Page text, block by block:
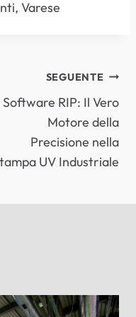
Varese
SEGUENTE
Software RIP: Il Vero
Motore della
Precisione nella
UV Industriale